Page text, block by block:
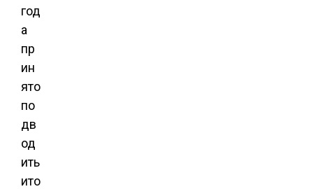
год
а
пр
ин
ято
по
дв
од
ить
ито